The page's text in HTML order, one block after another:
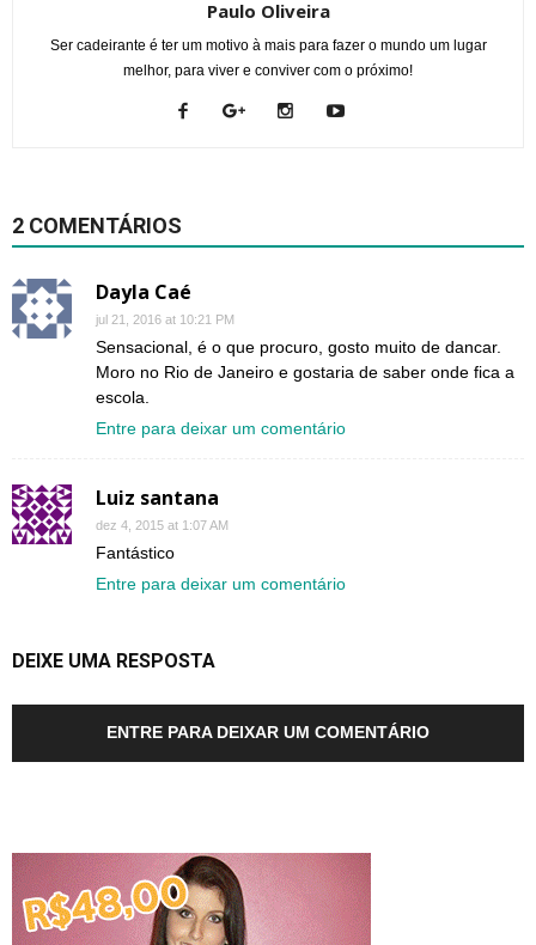
Paulo Oliveira
Ser cadeirante é ter um motivo à mais para fazer o mundo um lugar
melhor, para viver e conviver com o próximo!
2 COMENTÁRIOS
Dayla Caé
jul 21, 2016 at 10:21 PM
Sensacional, é o que procuro, gosto muito de dancar.
Moro no Rio de Janeiro e gostaria de saber onde fica a
escola.
Entre para deixar um comentário
Luiz santana
dez 4, 2015 at 1:07 AM
Fantástico
Entre para deixar um comentário
DEIXE UMA RESPOSTA
ENTRE PARA DEIXAR UM COMENTÁRIO